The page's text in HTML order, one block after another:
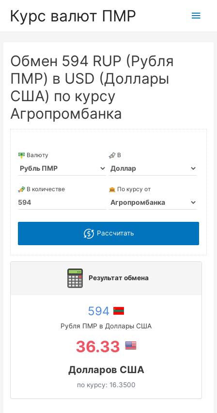
Курс валют ПМР
Обмен 594 RUP (Рубля
ПМР) в USD (Доллары
США) по курсу
Агропромбанка
Валюту В
В количестве По курсу от
Рассчитать
Результат обмена
594
Рубля ПМР в Доллары США
36.33
Долларов США
по курсу: 16.3500